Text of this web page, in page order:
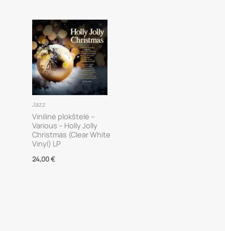
Jazz
Vinilinė plokštelė –
Various – Holly Jolly
Christmas (Clear White
Vinyl) LP
24,00€